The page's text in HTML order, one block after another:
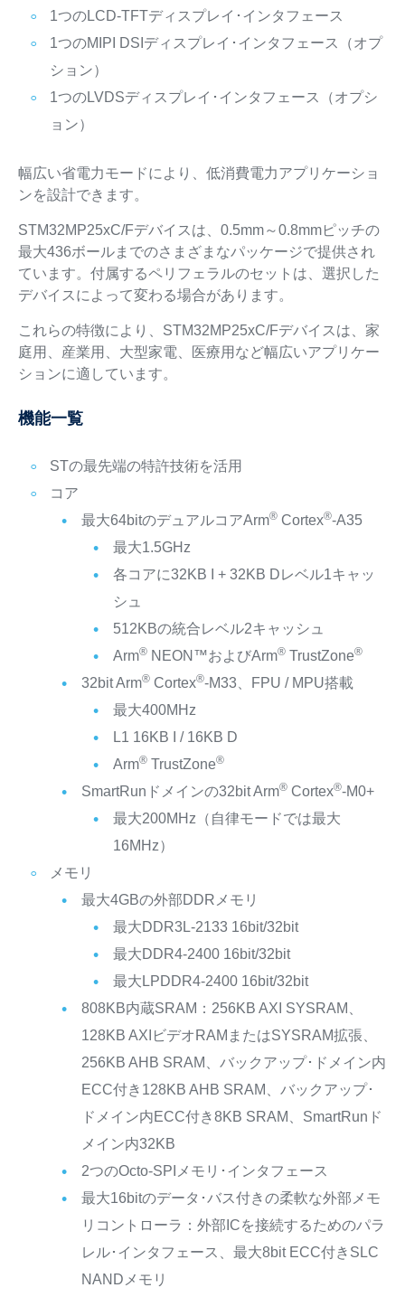
1つのLCD-TFTディスプレイ･インタフェース
1つのMIPI DSIディスプレイ･インタフェース（オプ
ション）
1つのLVDSディスプレイ･インタフェース（オプシ
ョン）
幅広い省電力モードにより、低消費電力アプリケーショ
ンを設計できます。
STM32MP25xC/Fデバイスは、0.5mm～0.8mmピッチの
最大436ボールまでのさまざまなパッケージで提供され
ています。付属するペリフェラルのセットは、選択した
デバイスによって変わる場合があります。
これらの特徴により、STM32MP25xC/Fデバイスは、家
庭用、産業用、大型家電、医療用など幅広いアプリケー
ションに適しています。
機能一覧
STの最先端の特許技術を活用
コア
最大64bitのデュアルコアArm®Cortex®-A35
最大1.5GHz
各コアに32KB I + 32KB Dレベル1キャッ
シュ
512KBの統合レベル2キャッシュ
Arm®NEON™およびArm®TrustZone®
32bit Arm®Cortex®-M33、FPU / MPU搭載
最大400MHz
L1 16KB I / 16KB D
Arm®TrustZone®
SmartRunドメインの32bit Arm®Cortex®-M0+
最大200MHz（自律モードでは最大
16MHz）
メモリ
最大4GBの外部DDRメモリ
最大DDR3L-2133 16bit/32bit
最大DDR4-2400 16bit/32bit
最大LPDDR4-2400 16bit/32bit
808KB内蔵SRAM：256KB AXI SYSRAM、
128KB AXIビデオRAMまたはSYSRAM拡張、
256KB AHB SRAM、バックアップ･ドメイン内
ECC付き128KB AHB SRAM、バックアップ･
ドメイン内ECC付き8KB SRAM、SmartRunド
メイン内32KB
2つのOcto-SPIメモリ･インタフェース
最大16bitのデータ･バス付きの柔軟な外部メモ
リコントローラ：外部ICを接続するためのパラ
レル･インタフェース、最大8bit ECC付きSLC
NANDメモリ